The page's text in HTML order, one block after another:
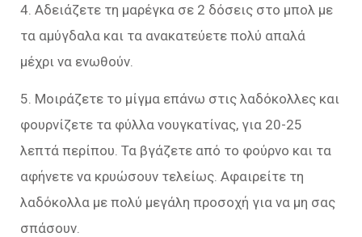
4. Αδειάζετε τη μαρέγκα σε 2 δόσεις στο μπολ με
τα αμύγδαλα και τα ανακατεύετε πολύ απαλά
μέχρι να ενωθούν.
5. Μοιράζετε το μίγμα επάνω στις λαδόκολλες και
φουρνίζετε τα φύλλα νουγκατίνας, για 20-25
λεπτά περίπου. Τα βγάζετε από το φούρνο και τα
αφήνετε να κρυώσουν τελείως. Αφαιρείτε τη
λαδόκολλα με πολύ μεγάλη προσοχή για να μη σας
σπάσουν.